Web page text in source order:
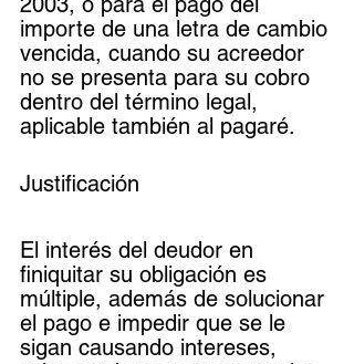
importe de una letra de cambio
vencida, cuando su acreedor
no se presenta para su cobro
dentro del término legal,
aplicable también al pagaré.
Justificación
El interés del deudor en
finiquitar su obligación es
múltiple, además de solucionar
el pago e impedir que se le
sigan causando intereses,